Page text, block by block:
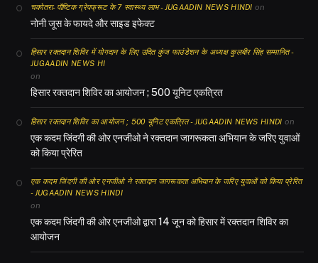
चकोतरा- पौष्टिक ग्रेपफ्रूट के 7 स्वास्थ्य लाभ - JUGAADIN NEWS HINDI on
नोनी जूस के फायदे और साइड इफेक्ट
हिसार रक्तदान शिविर में योगदान के लिए उदित कुंज फाउंडेशन के अध्यक्ष कुलबीर सिंह सम्मानित -
JUGAADIN NEWS HI
on
हिसार रक्तदान शिविर का आयोजन ; 500 यूनिट एकत्रित
हिसार रक्तदान शिविर का आयोजन ; 500 यूनिट एकत्रित - JUGAADIN NEWS HINDI on
एक कदम जिंदगी की ओर एनजीओ ने रक्तदान जागरूकता अभियान के जरिए युवाओं
को किया प्रेरित
एक कदम जिंदगी की ओर एनजीओ ने रक्तदान जागरूकता अभियान के जरिए युवाओं को किया प्रेरित
- JUGAADIN NEWS HINDI
on
एक कदम जिंदगी की ओर एनजीओ द्वारा 14 जून को हिसार में रक्तदान शिविर का
आयोजन